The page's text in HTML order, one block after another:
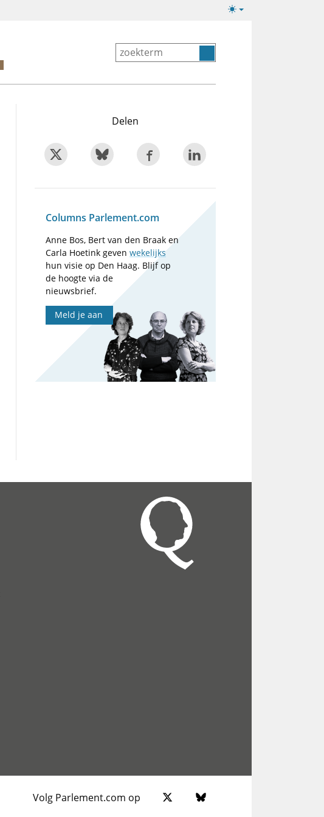
Lichte/donkere
Delen
Columns Parlement.com
Anne Bos, Bert van den Braak en
Carla Hoetink gevenwekelijks
hun visie op Den Haag. Blijf op
de hoogte via de
nieuwsbrief.
Meld je aan
Volg Parlement.com op